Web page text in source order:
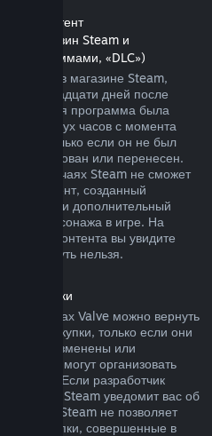
контент
магазин Steam и
и программами, «DLC»)
в магазине Steam,
четырнадцати дней после
основная программа была
чем двух часов с момента
и только если он не был
или перенесен.
случаях Steam не сможет
контент, созданный
если дополнительный
персонажа в игре. На
контента вы увидите
вернуть нельзя.
покупки
в играх Valve можно вернуть
после покупки, только если они
изменены или
также могут организовать
играх. Если разработчик
товары, Steam уведомит вас об
случаях, Steam не позволяет
покупки, совершенные в